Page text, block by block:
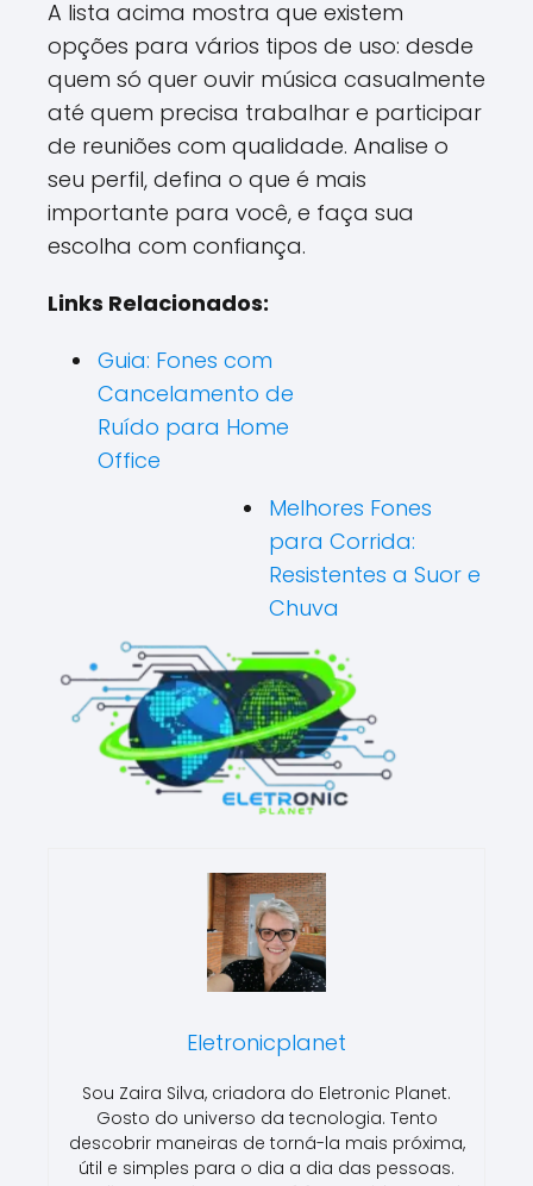
A lista acima mostra que existem
opções para vários tipos de uso: desde
quem só quer ouvir música casualmente
até quem precisa trabalhar e participar
de reuniões com qualidade. Analise o
seu perfil, defina o que é mais
importante para você, e faça sua
escolha com confiança.
Links Relacionados:
Guia: Fones com
Cancelamento de
Ruído para Home
Office
Melhores Fones
para Corrida:
Resistentes a Suor e
Chuva
Eletronicplanet
Sou Zaira Silva, criadora do Eletronic Planet.
Gosto do universo da tecnologia. Tento
descobrir maneiras de torná-la mais próxima,
útil e simples para o dia a dia das pessoas.